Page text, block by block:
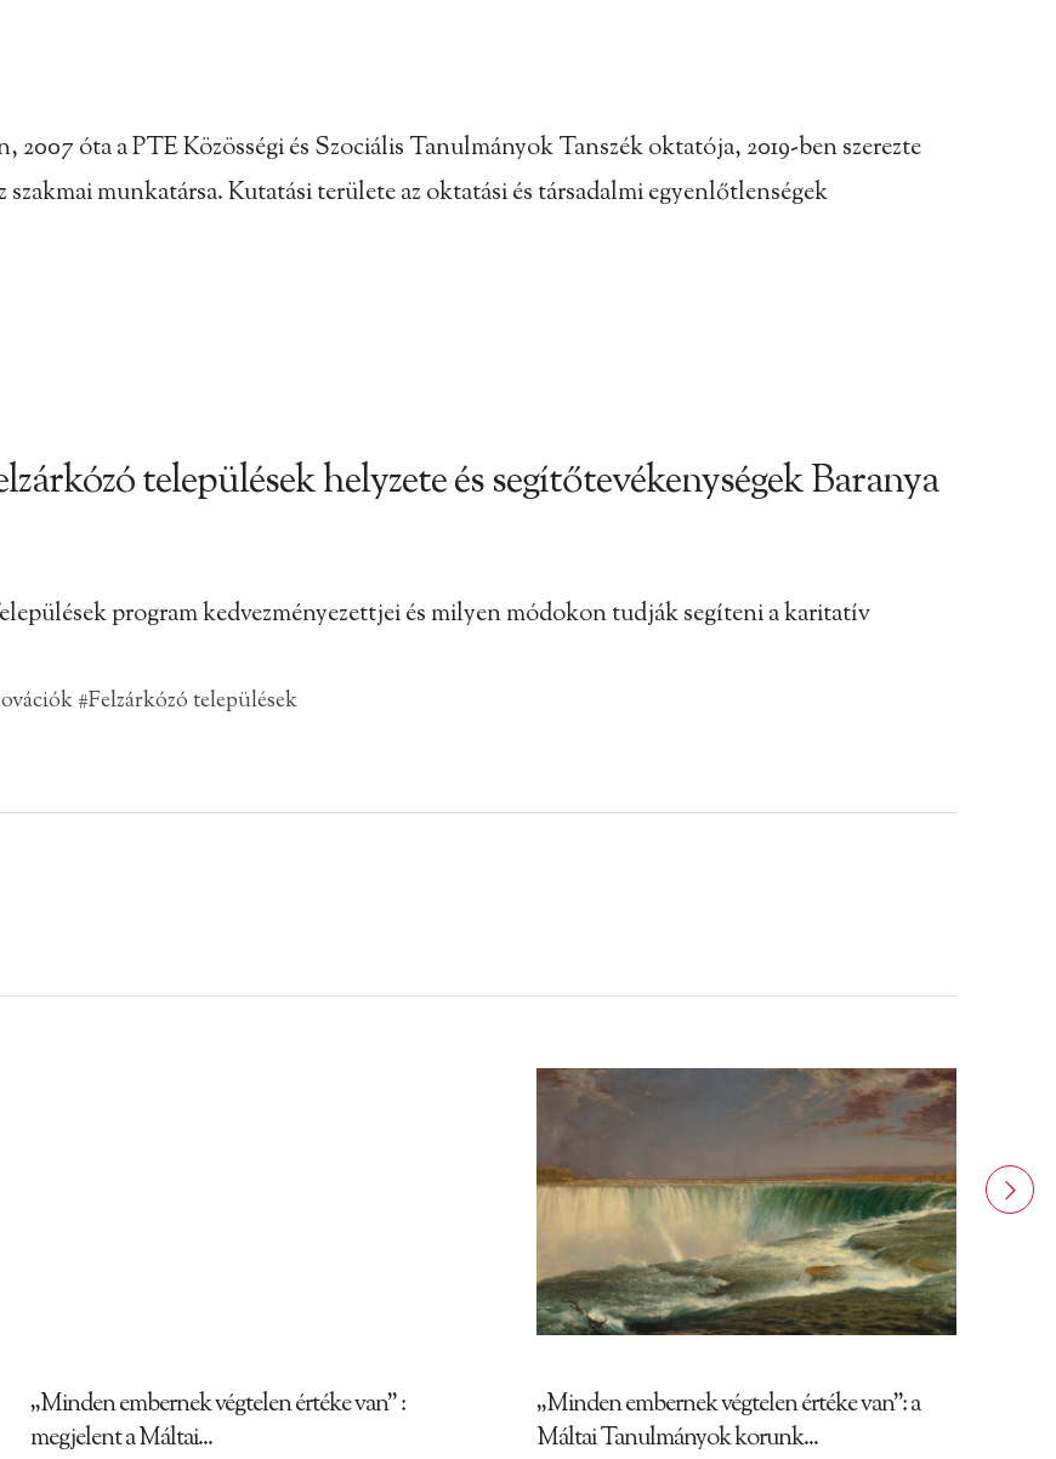
2007 óta a PTE Közösségi és Szociális Tanulmányok Tanszék oktatója, 2019-ben szerezte
munkatársa. Kutatási területe az oktatási és társadalmi egyenlőtlenségek
települések helyzete és segítőtevékenységek Baranya
program kedvezményezettjei és milyen módokon tudják segíteni a karitatív
#Felzárkózó települések
„Minden embernek végtelen értéke van” :
megjelent a Máltai...
„Minden embernek végtelen értéke van”: a
Máltai Tanulmányok korunk...